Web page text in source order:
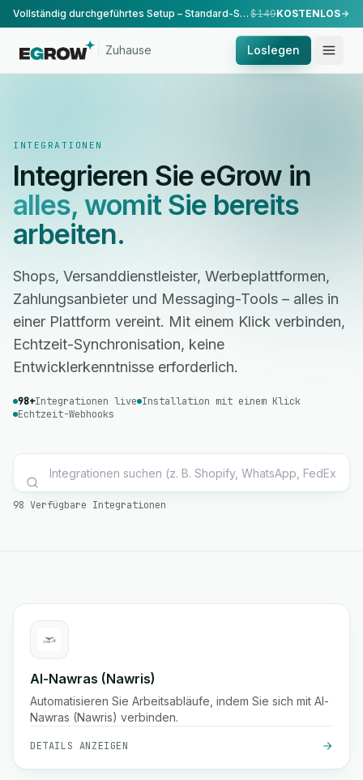
Vollständig durchgeführtes Setup – Standard-Setup, durchgeführt von unserem Team. $149KOSTENLOS
Zuhause Loslegen
INTEGRATIONEN
Integrieren Sie eGrow in
alles, womit Sie bereits
arbeiten.
Shops, Versanddienstleister, Werbeplattformen,
Zahlungsanbieter und Messaging-Tools – alles in
einer Plattform vereint. Mit einem Klick verbinden,
Echtzeit-Synchronisation, keine
Entwicklerkenntnisse erforderlich.
98+Integrationen live Installation mit einem Klick
Echtzeit-Webhooks
98 Verfügbare Integrationen
Al-Nawras (Nawris)
Automatisieren Sie Arbeitsabläufe, indem Sie sich mit Al-
Nawras (Nawris) verbinden.
DETAILS ANZEIGEN